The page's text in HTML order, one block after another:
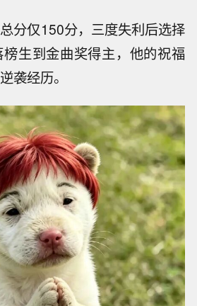
分仅150分，三度失利后选择
生到金曲奖得主，他的祝福
袭经历。